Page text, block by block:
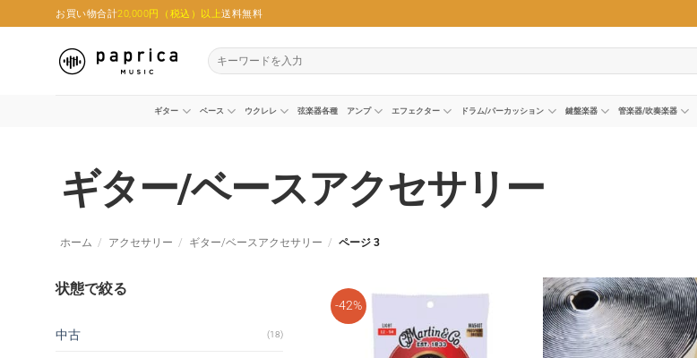
to
お買い物合計20,000円（税込）以上送料無料
検
索
ギター ベース ウクレレ 弦楽器各種 アンプ エフェクター ドラム/パーカッション 鍵盤楽器 管楽器/吹奏楽器
ギター/ベースアクセサリー
ホーム / アクセサリー / ギター/ベースアクセサリー / ページ 3
状態で絞る
中古 (18)
-42%